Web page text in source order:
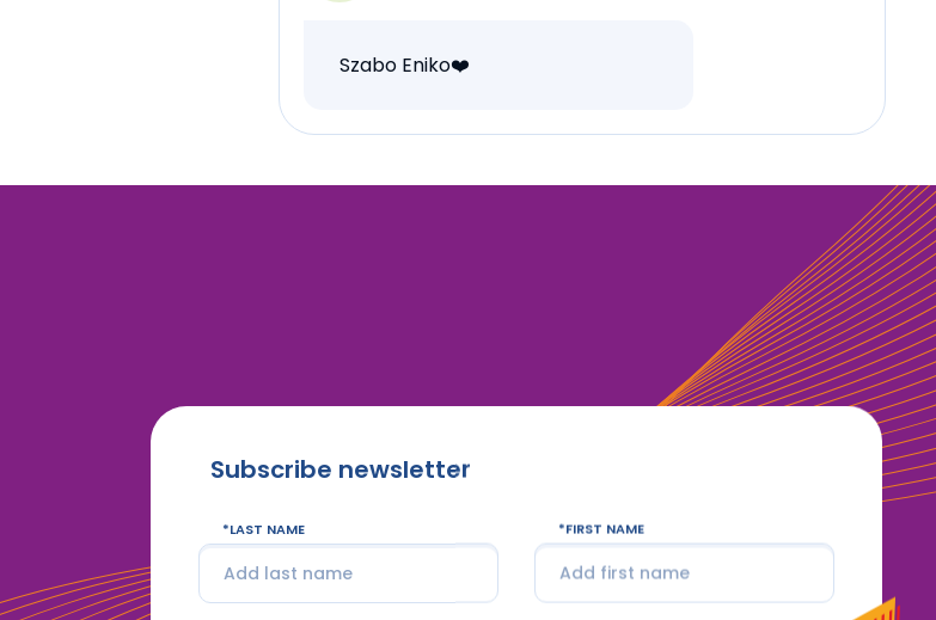
Szabo Eniko❤️
Subscribe newsletter
LAST NAME FIRST NAME